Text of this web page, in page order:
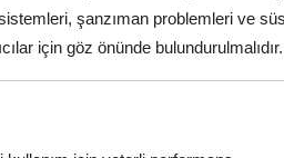
şanzıman problemleri ve
için göz önünde bulundurulmalıdır.